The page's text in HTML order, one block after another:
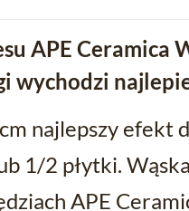
APE Ceramica
wychodzi
najlepszy efekt
1/2 płytki.
APE